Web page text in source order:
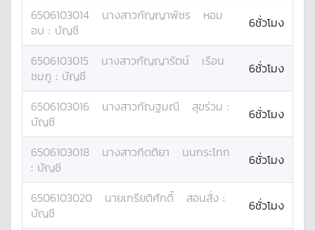
6506103014 นางสาวกัญญาพัชร
หอม
อบ : บัญชี 6ชั่วโมง
6506103015 นางสาวกัญญารัตน์
เรือน
ชมภู : บัญชี 6ชั่วโมง
6506103016 นางสาวกัณฐมณี สุขร่วม :
บัญชี
6ชั่วโมง
6506103018 นางสาวกิตติยา
นนกระโทก
: บัญชี 6ชั่วโมง
6506103020 นายเกรียติศักดิ์ สอนสั่ง :
บัญชี
6ชั่วโมง